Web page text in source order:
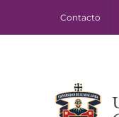
Contacto